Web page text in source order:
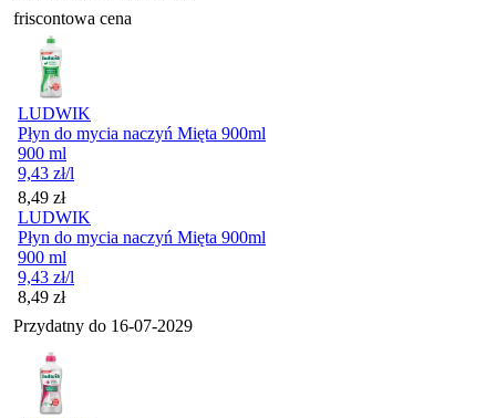
friscontowa cena
LUDWIK
Płyn do mycia naczyń Mięta 900ml
900 ml
9,43 zł/l
Cena
8,49 zł
LUDWIK
Płyn do mycia naczyń Mięta 900ml
900 ml
9,43 zł/l
Cena
8,49 zł
Przydatny do 16-07-2029